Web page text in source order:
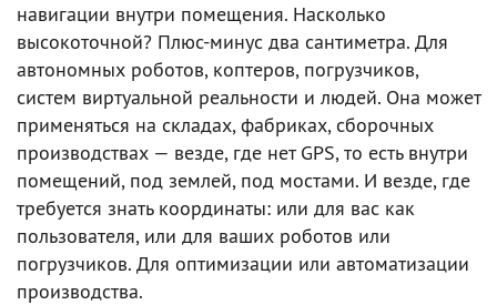
навигации внутри помещения. Насколько
высокоточной? Плюс-минус два сантиметра. Для
автономных роботов, коптеров, погрузчиков,
систем виртуальной реальности и людей. Она может
применяться на складах, фабриках, сборочных
производствах — везде, где нет GPS, то есть внутри
помещений, под землей, под мостами. И везде, где
требуется знать координаты: или для вас как
пользователя, или для ваших роботов или
погрузчиков. Для оптимизации или автоматизации
производства.